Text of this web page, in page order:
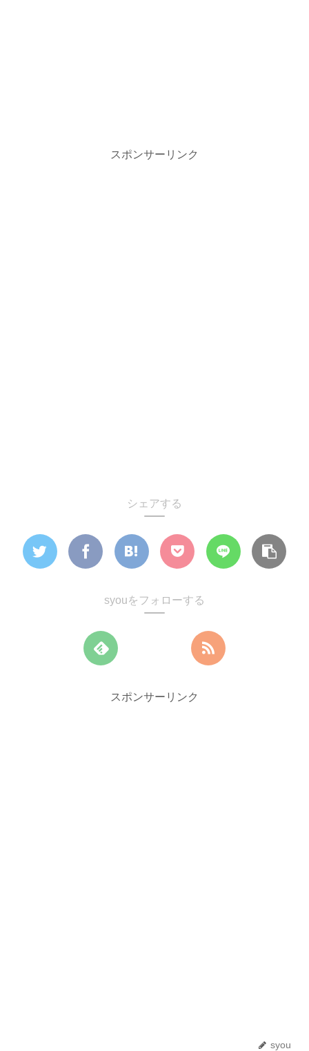
スポンサーリンク
シェアする
syouをフォローする
スポンサーリンク
syou